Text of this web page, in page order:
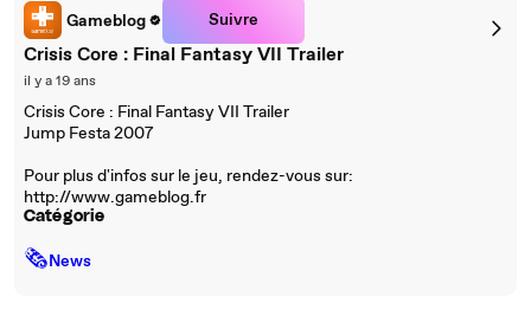
Gameblog Suivre
Crisis Core : Final Fantasy VII Trailer
il y a 19 ans
Crisis Core : Final Fantasy VII Trailer
Jump Festa 2007
Pour plus d'infos sur le jeu, rendez-vous sur:
http://www.gameblog.fr
Catégorie
🗞News